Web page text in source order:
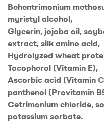
Behentrimonium
myristyl alcohol,
Glycerin, jojoba oil,
extract, silk amino acid,
Hydrolyzed wheat
Tocopherol (Vitamin E),
Ascorbic acid (Vitamin
panthenol (Provitamin
Cetrimonium chloride,
potassium sorbate.